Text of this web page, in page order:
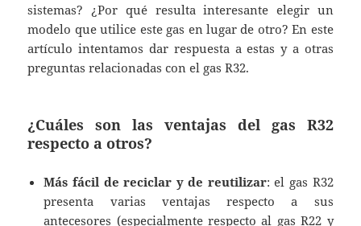
sistemas? ¿Por qué resulta interesante elegir un
modelo que utilice este gas en lugar de otro? En este
artículo intentamos dar respuesta a estas y a otras
preguntas relacionadas con el gas R32.
¿Cuáles son las ventajas del gas R32
respecto a otros?
Más fácil de reciclar y de reutilizar: el gas R32
presenta varias ventajas respecto a sus
antecesores (especialmente respecto al gas R22 y